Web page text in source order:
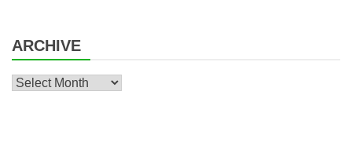
ARCHIVE
Archive